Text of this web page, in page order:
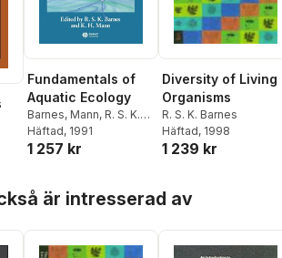
Fundamentals of
Aquatic Ecology
Barnes, Mann, R. S. K.
Barnes, K. H. Mann
Häftad, 1991
1 257 kr
Diversity of Living
Organisms
R. S. K. Barnes
Häftad, 1998
1 239 kr
är intresserad av